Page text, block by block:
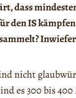
dass
den IS
nicht
es 300 bis